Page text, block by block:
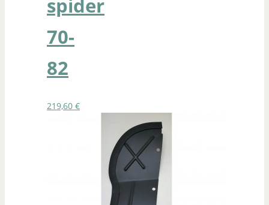
spider
70-
82
219,60 €